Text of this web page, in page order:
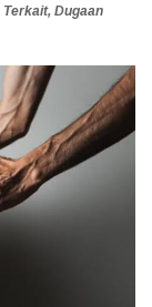
Terkait, Dugaan